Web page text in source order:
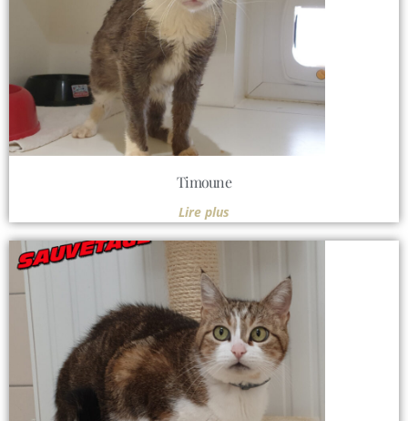
Timoune
Lire plus